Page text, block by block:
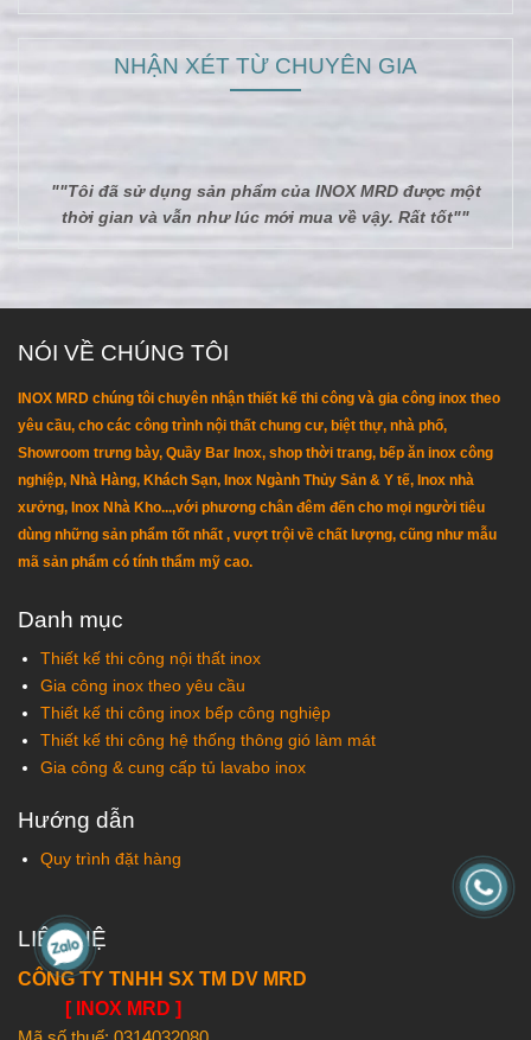
NHẬN XÉT TỪ CHUYÊN GIA
""Tôi đã sử dụng sản phẩm của INOX MRD được một
thời gian và vẫn như lúc mới mua về vậy. Rất tốt""
NÓI VỀ CHÚNG TÔI
INOX MRD chúng tôi chuyên nhận thiết kế thi công và gia công inox theo
yêu cầu, cho các công trình nội thất chung cư, biệt thự, nhà phố,
Showroom trưng bày, Quầy Bar Inox, shop thời trang, bếp ăn inox công
nghiệp, Nhà Hàng, Khách Sạn, Inox Ngành Thủy Sản & Y tế, Inox nhà
xưởng, Inox Nhà Kho...,với phương chân đêm đến cho mọi người tiêu
dùng những sản phẩm tốt nhất , vượt trội về chất lượng, cũng như mẫu
mã sản phẩm có tính thẩm mỹ cao.
Danh mục
Thiết kế thi công nội thất inox
Gia công inox theo yêu cầu
Thiết kế thi công inox bếp công nghiệp
Thiết kế thi công hệ thống thông gió làm mát
Gia công & cung cấp tủ lavabo inox
Hướng dẫn
Quy trình đặt hàng
LIÊN HỆ
CÔNG TY TNHH SX TM DV MRD
[ INOX MRD ]